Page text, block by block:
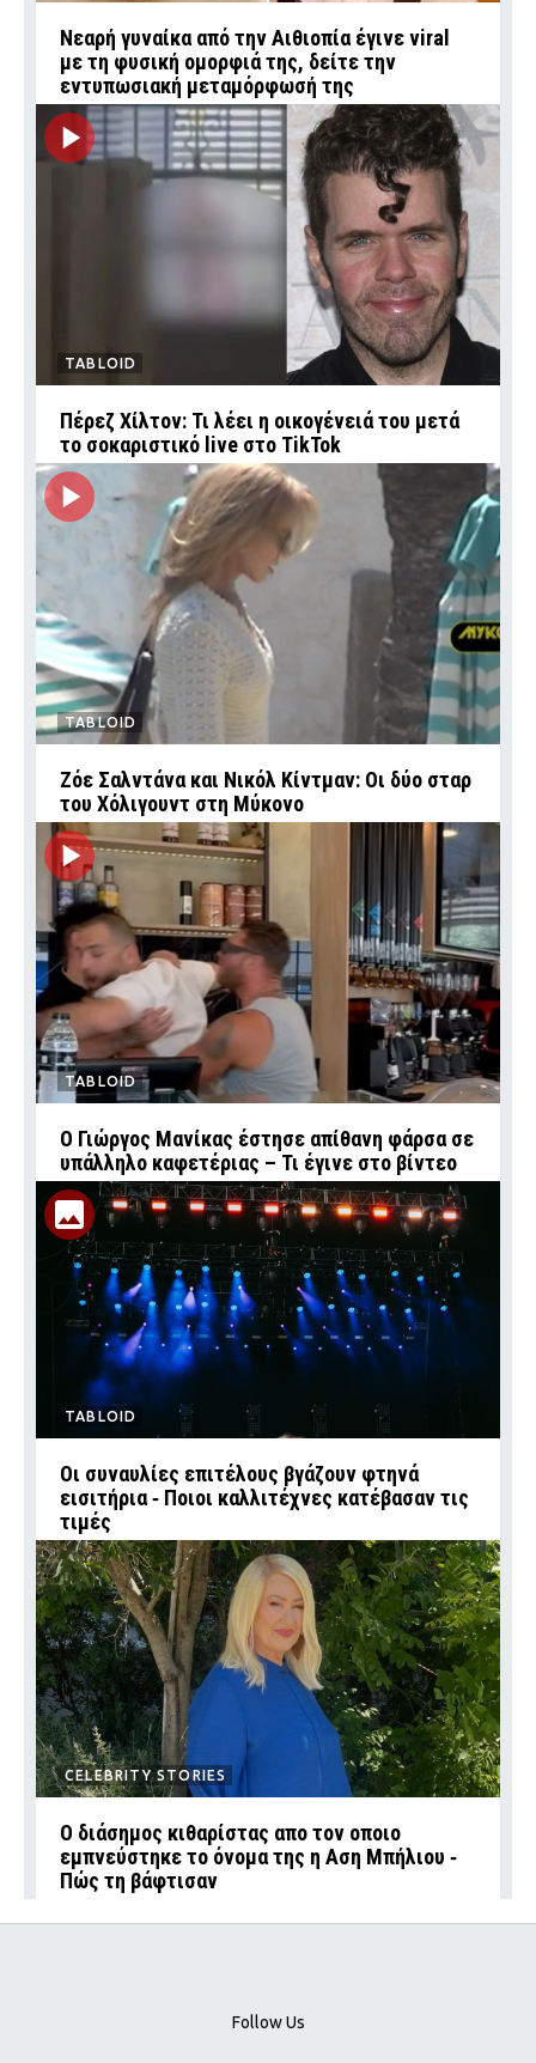
Νεαρή γυναίκα από την Αιθιοπία έγινε viral
με τη φυσική ομορφιά της, δείτε την
εντυπωσιακή μεταμόρφωσή της
TABLOID
Πέρεζ Χίλτον: Τι λέει η οικογένειά του μετά
το σοκαριστικό live στο TikTok
TABLOID
Ζόε Σαλντάνα και Νικόλ Κίντμαν: Οι δύο σταρ
του Χόλιγουντ στη Μύκονο
TABLOID
Ο Γιώργος Μανίκας έστησε απίθανη φάρσα σε
υπάλληλο καφετέριας – Τι έγινε στο βίντεο
TABLOID
Οι συναυλίες επιτέλους βγάζουν φτηνά
εισιτήρια ‑ Ποιοι καλλιτέχνες κατέβασαν τις
τιμές
CELEBRITY STORIES
Ο διάσημος κιθαρίστας απο τον οποιο
εμπνεύστηκε το όνομα της η Αση Μπήλιου ‑
Πώς τη βάφτισαν
Follow Us